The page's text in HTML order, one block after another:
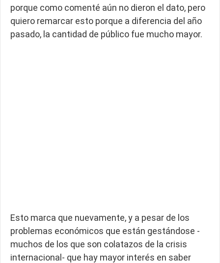
porque como comenté aún no dieron el dato, pero
quiero remarcar esto porque a diferencia del año
pasado, la cantidad de público fue mucho mayor.
Esto marca que nuevamente, y a pesar de los
problemas económicos que están gestándose -
muchos de los que son colatazos de la crisis
internacional- que hay mayor interés en saber